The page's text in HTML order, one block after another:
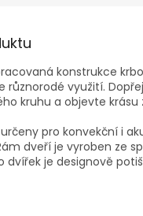
konstrukce
různorodé využití.
kruhu a objevte krásu
určeny pro konvekční i
dveří je vyroben ze
dvířek je designově